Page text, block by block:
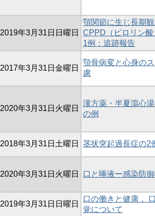
2019年3月31日日曜日
顎関節に生じ長期
CPPD（ピロリン
1例：追跡報告
2017年3月31日金曜日
顎骨病変と心身の
慮
2020年3月31日火曜日
漢方薬・半夏瀉心
の例
2018年3月31日土曜日 茎状突起過長症の2
2020年3月31日火曜日 口と唾液ー感染防
2019年3月31日日曜日
口の働きと健康，
覚について